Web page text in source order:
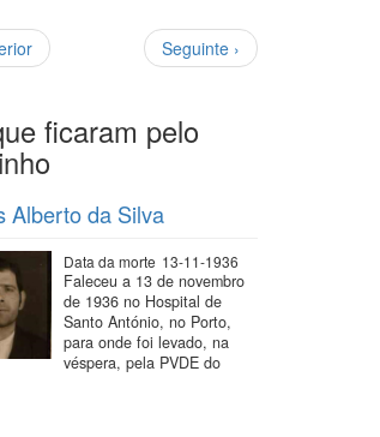
Próxima
página
Seguinte ›
ficaram pelo
Alberto da Silva
Data da morte 13-11-1936
Faleceu a 13 de novembro
de 1936 no Hospital de
Santo António, no Porto,
para onde foi levado, na
véspera, pela PVDE do